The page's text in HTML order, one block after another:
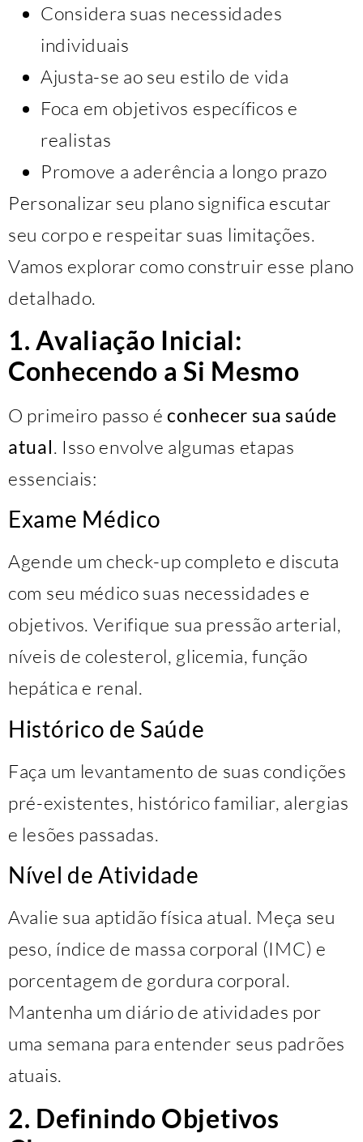
Considera suas necessidades
individuais
Ajusta-se ao seu estilo de vida
Foca em objetivos específicos e
realistas
Promove a aderência a longo prazo
Personalizar seu plano significa escutar
seu corpo e respeitar suas limitações.
Vamos explorar como construir esse plano
detalhado.
1. Avaliação Inicial:
Conhecendo a Si Mesmo
O primeiro passo éconhecer sua saúde
atual. Isso envolve algumas etapas
essenciais:
Exame Médico
Agende um check-up completo e discuta
com seu médico suas necessidades e
objetivos. Verifique sua pressão arterial,
níveis de colesterol, glicemia, função
hepática e renal.
Histórico de Saúde
Faça um levantamento de suas condições
pré-existentes, histórico familiar, alergias
e lesões passadas.
Nível de Atividade
Avalie sua aptidão física atual. Meça seu
peso, índice de massa corporal (IMC) e
porcentagem de gordura corporal.
Mantenha um diário de atividades por
uma semana para entender seus padrões
atuais.
2. Definindo Objetivos